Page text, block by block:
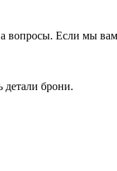
вопросы. Если мы вам
детали брони.